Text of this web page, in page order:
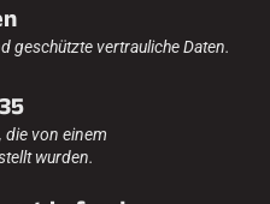
geschützte vertrauliche Daten.
von einem
wurden.